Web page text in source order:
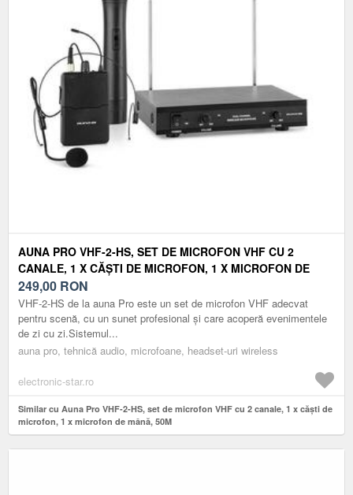
AUNA PRO VHF-2-HS, SET DE MICROFON VHF CU 2
CANALE, 1 X CĂȘTI DE MICROFON, 1 X MICROFON DE
MÂNĂ, 50M
249,00 RON
VHF-2-HS de la auna Pro este un set de microfon VHF adecvat
pentru scenă, cu un sunet profesional și care acoperă evenimentele
de zi cu zi.Sistemul...
auna pro, tehnică audio, microfoane, headset-uri wireless
electronic-star.ro
Similar cu Auna Pro VHF-2-HS, set de microfon VHF cu 2 canale, 1 x căști de
microfon, 1 x microfon de mână, 50M